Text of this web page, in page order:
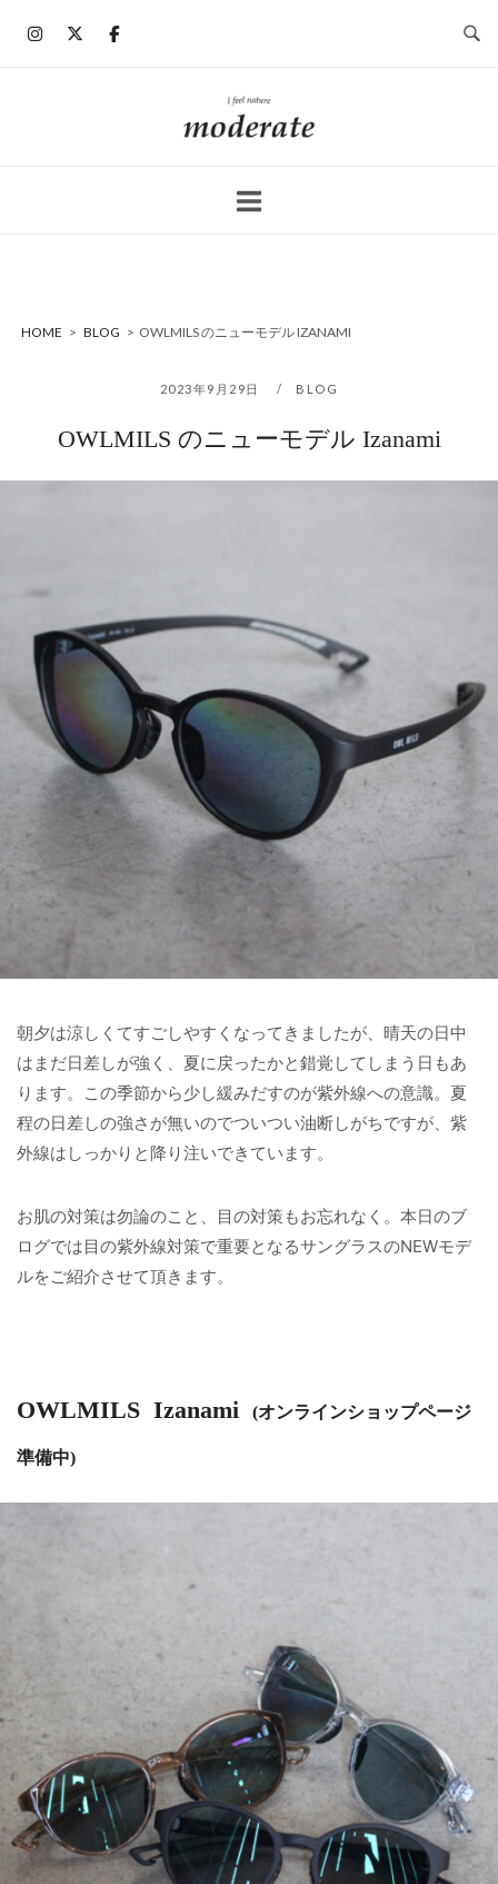
ホ
ー
HOME > BLOG > OWLMILS のニューモデル IZANAMI
2023年9月29日 BLOG
OWLMILS のニューモデル Izanami
朝夕は涼しくてすごしやすくなってきましたが、晴天の日中
はまだ日差しが強く、夏に戻ったかと錯覚してしまう日もあ
ります。この季節から少し緩みだすのが紫外線への意識。夏
程の日差しの強さが無いのでついつい油断しがちですが、紫
外線はしっかりと降り注いできています。
お肌の対策は勿論のこと、目の対策もお忘れなく。本日のブ
ログでは目の紫外線対策で重要となるサングラスのNEWモデ
ルをご紹介させて頂きます。
OWLMILS Izanami (オンラインショップページ
準備中)